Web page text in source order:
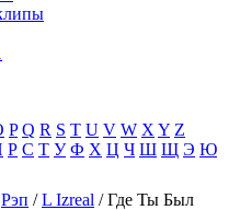
P Q R S T U V W X Y Z
Р С Т У Ф Х Ц Ч Ш Щ Э Ю
Рэп /L Izreal / Где Ты Был